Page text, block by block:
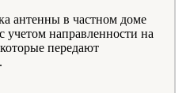
антенны в частном доме
учетом направленности на
передают